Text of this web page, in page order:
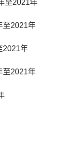
至2021年
至2021年
2021年
至2021年